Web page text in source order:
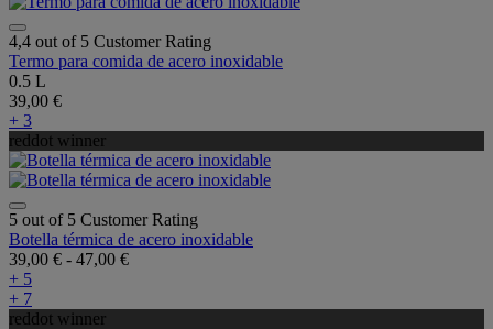
4,4 out of 5 Customer Rating
Termo para comida de acero inoxidable
0.5 L
39,00 €
+ 3
reddot winner
5 out of 5 Customer Rating
Botella térmica de acero inoxidable
39,00 € - 47,00 €
+ 5
+ 7
reddot winner